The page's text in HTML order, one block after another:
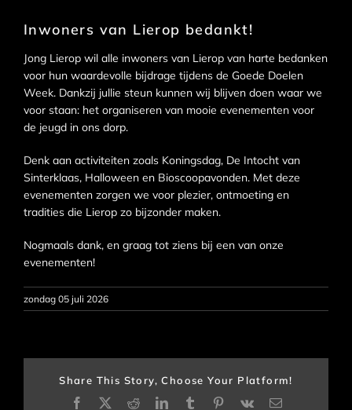
Inwoners van Lierop bedankt!
Jong Lierop wil alle inwoners van Lierop van harte bedanken
voor hun waardevolle bijdrage tijdens de Goede Doelen
Week. Dankzij jullie steun kunnen wij blijven doen waar we
voor staan: het organiseren van mooie evenementen voor
de jeugd in ons dorp.
Denk aan activiteiten zoals Koningsdag, De Intocht van
Sinterklaas, Halloween en Bioscoopavonden. Met deze
evenementen zorgen we voor plezier, ontmoeting en
tradities die Lierop zo bijzonder maken.
Nogmaals dank, en graag tot ziens bij een van onze
evenementen!
zondag 05 juli 2026
Share This Story, Choose Your Platform!
Facebook
X RedditLinkedInTumblrPinterest
Vk
E-